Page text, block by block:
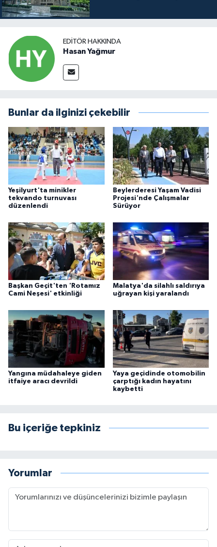
EDITÖR HAKKINDA
Hasan Yağmur
Bunlar da ilginizi çekebilir
Yeşilyurt'ta minikler
tekvando turnuvası
düzenlendi
Beylerderesi Yaşam Vadisi
Projesi'nde Çalışmalar
Sürüyor
Başkan Geçit'ten 'Rotamız
Cami Neşesi' etkinliği
Malatya'da silahlı saldırıya
uğrayan kişi yaralandı
Yangına müdahaleye giden
itfaiye aracı devrildi
Yaya geçidinde otomobilin
çarptığı kadın hayatını
kaybetti
Bu içeriğe tepkiniz
Yorumlar